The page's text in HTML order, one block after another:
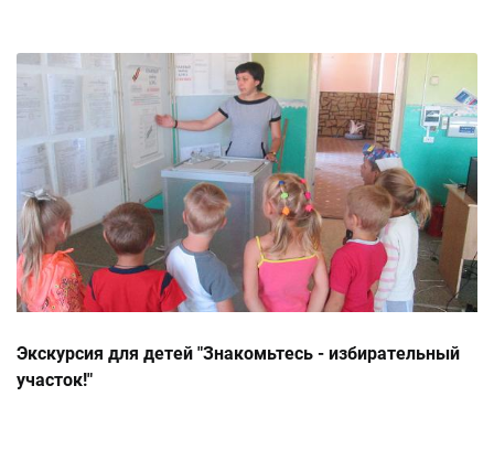
Экскурсия для детей "Знакомьтесь - избирательный
участок!"